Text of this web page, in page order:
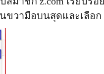
วามือบนสุดและเลือก